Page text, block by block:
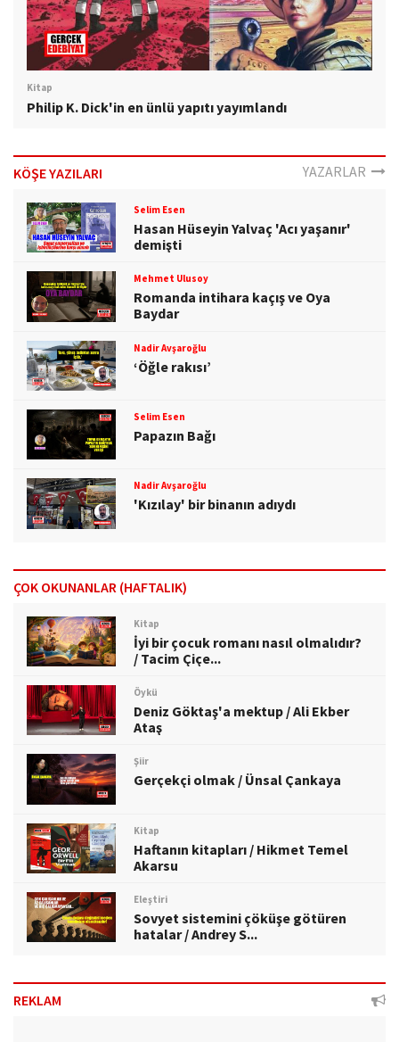
Kitap
Philip K. Dick'in en ünlü yapıtı yayımlandı
KÖŞE YAZILARI YAZARLAR
Selim Esen
Hasan Hüseyin Yalvaç 'Acı yaşanır'
demişti
Mehmet Ulusoy
Romanda intihara kaçış ve Oya
Baydar
Nadir Avşaroğlu
‘Öğle rakısı’
Selim Esen
Papazın Bağı
Nadir Avşaroğlu
'Kızılay' bir binanın adıydı
ÇOK OKUNANLAR (HAFTALIK)
Kitap
İyi bir çocuk romanı nasıl olmalıdır?
/ Tacim Çiçe...
Öykü
Deniz Göktaş'a mektup / Ali Ekber
Ataş
Şiir
Gerçekçi olmak / Ünsal Çankaya
Kitap
Haftanın kitapları / Hikmet Temel
Akarsu
Eleştiri
Sovyet sistemini çöküşe götüren
hatalar / Andrey S...
REKLAM